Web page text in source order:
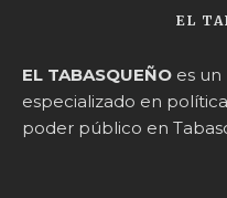
EL
EL TABASQUEÑO es
especializado en
poder público en